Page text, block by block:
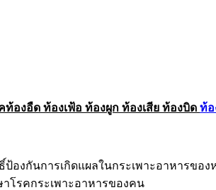
องอืด ท้องเฟ้อ ท้องผูก ท้องเสีย ท้องบิด ท้อ
องกันการเกิดแผลในกระเพาะอาหารขอ
โรคกระเพาะอาหารของคน